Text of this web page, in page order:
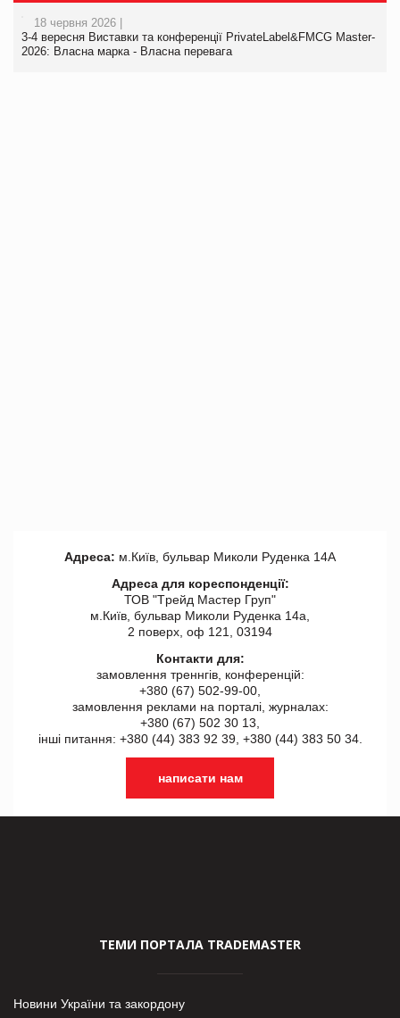
18 червня 2026 |
3-4 вересня Виставки та конференції PrivateLabel&FMCG Master-
2026: Власна марка - Власна перевага
Адреса: м.Київ, бульвар Миколи Руденка 14А
Адреса для кореспонденції:
ТОВ "Tрейд Мастер Груп"
м.Київ, бульвар Миколи Руденка 14а,
2 поверх, оф 121, 03194
Контакти для:
замовлення треннгів, конференцій:
+380 (67) 502-99-00,
замовлення реклами на порталі, журналах:
+380 (67) 502 30 13,
інші питання: +380 (44) 383 92 39, +380 (44) 383 50 34.
написати нам
ТЕМИ ПОРТАЛА TRADEMASTER
Новини України та закордону